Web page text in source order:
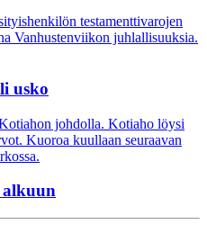
testamenttivarojen
Vanhustenviikon juhlallisuuksia.
usko
johdolla. Kotiaho löysi
Kuoroa kuullaan seuraavan
alkuun